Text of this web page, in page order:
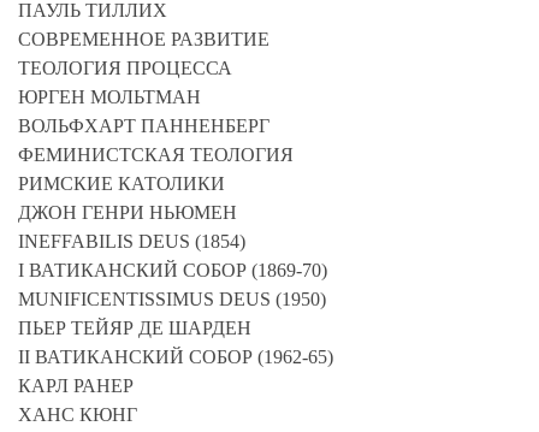
ПАУЛЬ ТИЛЛИХ
СОВРЕМЕННОЕ РАЗВИТИЕ
ТЕОЛОГИЯ ПРОЦЕССА
ЮРГЕН МОЛЬТМАН
ВОЛЬФХАРТ ПАННЕНБЕРГ
ФЕМИНИСТСКАЯ ТЕОЛОГИЯ
РИМСКИЕ КАТОЛИКИ
ДЖОН ГЕНРИ НЬЮМЕН
INEFFABILIS DEUS (1854)
I ВАТИКАНСКИЙ СОБОР (1869-70)
MUNIFICENTISSIMUS DEUS (1950)
ПЬЕР ТЕЙЯР ДЕ ШАРДЕН
II ВАТИКАНСКИЙ СОБОР (1962-65)
КАРЛ РАНЕР
ХАНС КЮНГ